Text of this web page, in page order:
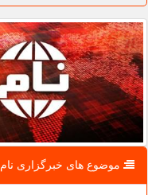
موضوع های خبرگزاری نام